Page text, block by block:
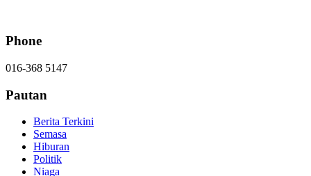
Phone
016-368 5147
Pautan
Berita Terkini
Semasa
Hiburan
Politik
Niaga